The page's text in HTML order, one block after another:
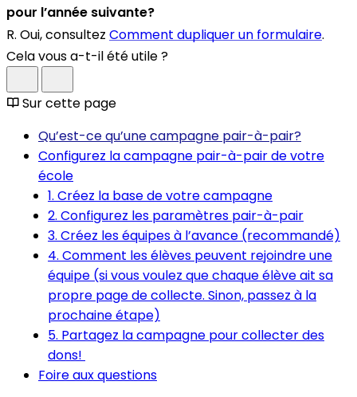
pour l’année suivante?
R. Oui, consultez Comment dupliquer un formulaire.
Cela vous a-t-il été utile ?
Sur cette page
Qu’est-ce qu’une campagne pair-à-pair?
Configurez la campagne pair-à-pair de votre
école
1. Créez la base de votre campagne
2. Configurez les paramètres pair-à-pair
3. Créez les équipes à l’avance (recommandé)
4. Comment les élèves peuvent rejoindre une
équipe (si vous voulez que chaque élève ait sa
propre page de collecte. Sinon, passez à la
prochaine étape)
5. Partagez la campagne pour collecter des
dons!
Foire aux questions